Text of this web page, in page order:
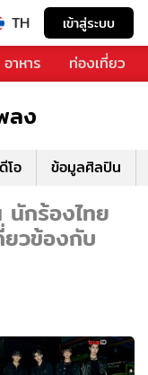
TH เข้าสู่ระบบ
อาหาร ท่องเที่ยว
ลง
โอ ข้อมูลศิลปิน
กร้องไทย
ยวข้องกับ